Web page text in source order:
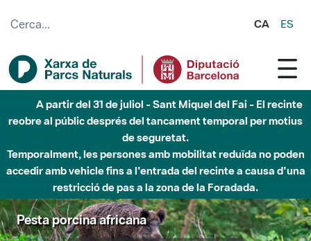
CA ES
A partir del 31 de juliol - Sant Miquel del Fai - El recinte
reobre al públic després del tancament temporal per motius
de seguretat.
Temporalment, les persones amb mobilitat reduïda no poden
accedir amb vehicle fins a l'entrada del recinte a causa d'una
restricció de pas a la zona de la Foradada.
Pesta porcina africana